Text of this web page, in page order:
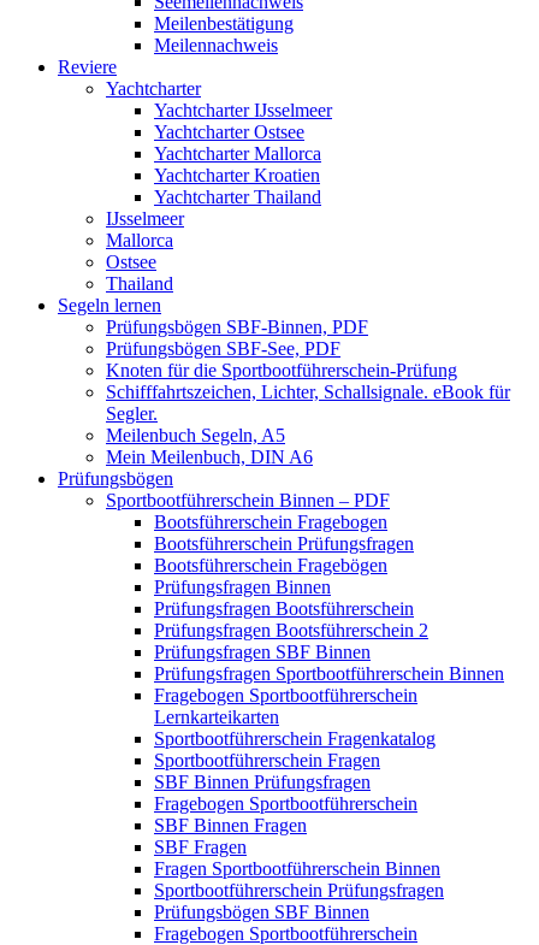
Meilenbestätigung
Meilennachweis
Reviere
Yachtcharter
Yachtcharter IJsselmeer
Yachtcharter Ostsee
Yachtcharter Mallorca
Yachtcharter Kroatien
Yachtcharter Thailand
IJsselmeer
Mallorca
Ostsee
Thailand
Segeln lernen
Prüfungsbögen SBF-Binnen, PDF
Prüfungsbögen SBF-See, PDF
Knoten für die Sportbootführerschein-Prüfung
Schifffahrtszeichen, Lichter, Schallsignale. eBook für
Segler.
Meilenbuch Segeln, A5
Mein Meilenbuch, DIN A6
Prüfungsbögen
Sportbootführerschein Binnen – PDF
Bootsführerschein Fragebogen
Bootsführerschein Prüfungsfragen
Bootsführerschein Fragebögen
Prüfungsfragen Binnen
Prüfungsfragen Bootsführerschein
Prüfungsfragen Bootsführerschein 2
Prüfungsfragen SBF Binnen
Prüfungsfragen Sportbootführerschein Binnen
Fragebogen Sportbootführerschein
Lernkarteikarten
Sportbootführerschein Fragenkatalog
Sportbootführerschein Fragen
SBF Binnen Prüfungsfragen
Fragebogen Sportbootführerschein
SBF Binnen Fragen
SBF Fragen
Fragen Sportbootführerschein Binnen
Sportbootführerschein Prüfungsfragen
Prüfungsbögen SBF Binnen
Fragebogen Sportbootführerschein